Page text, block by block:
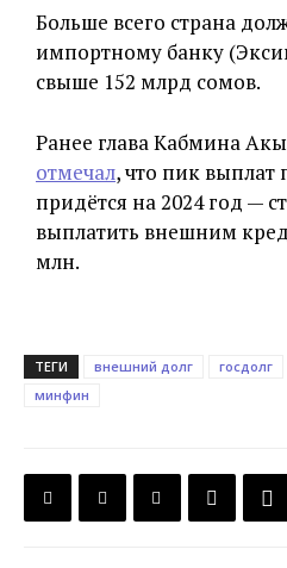
Больше всего страна
импортному банку
свыше 152 млрд сомов.
Ранее глава Кабмина
отмечал, что пик
придётся на 2024 год —
выплатить внешним
млн.
ТЕГИ внешний долг госдолг
минфин